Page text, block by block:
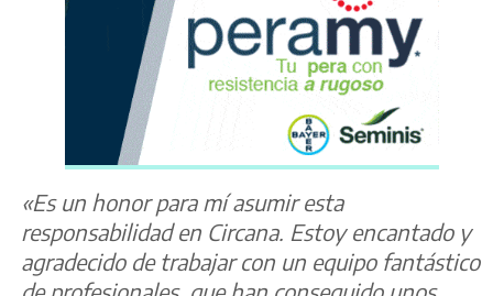
«Es un honor para mí asumir esta
responsabilidad en Circana. Estoy encantado y
agradecido de trabajar con un equipo fantástico